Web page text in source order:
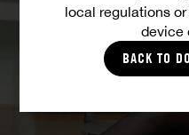
local regulations
device
BACK TO